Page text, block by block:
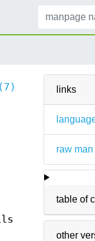
links
raw
table of
other